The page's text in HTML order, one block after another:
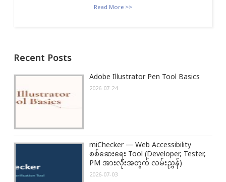
Read More >>
Recent Posts
Adobe Illustrator Pen Tool Basics
2026-07-24
miChecker — Web Accessibility
စစ်ဆေးရေး Tool (Developer, Tester,
PM အားလုံးအတွက် လမ်းညွှန်)
2026-07-03